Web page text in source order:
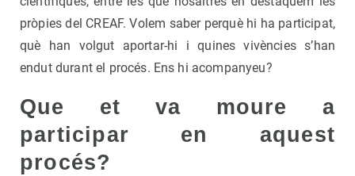
pròpies del CREAF. Volem saber perquè hi ha participat,
què han volgut aportar-hi i quines vivències s’han
endut durant el procés. Ens hi acompanyeu?
Que et va moure a
participar en aquest
procés?